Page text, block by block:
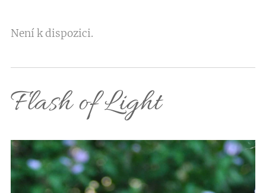
Není k dispozici.
Flash of Light